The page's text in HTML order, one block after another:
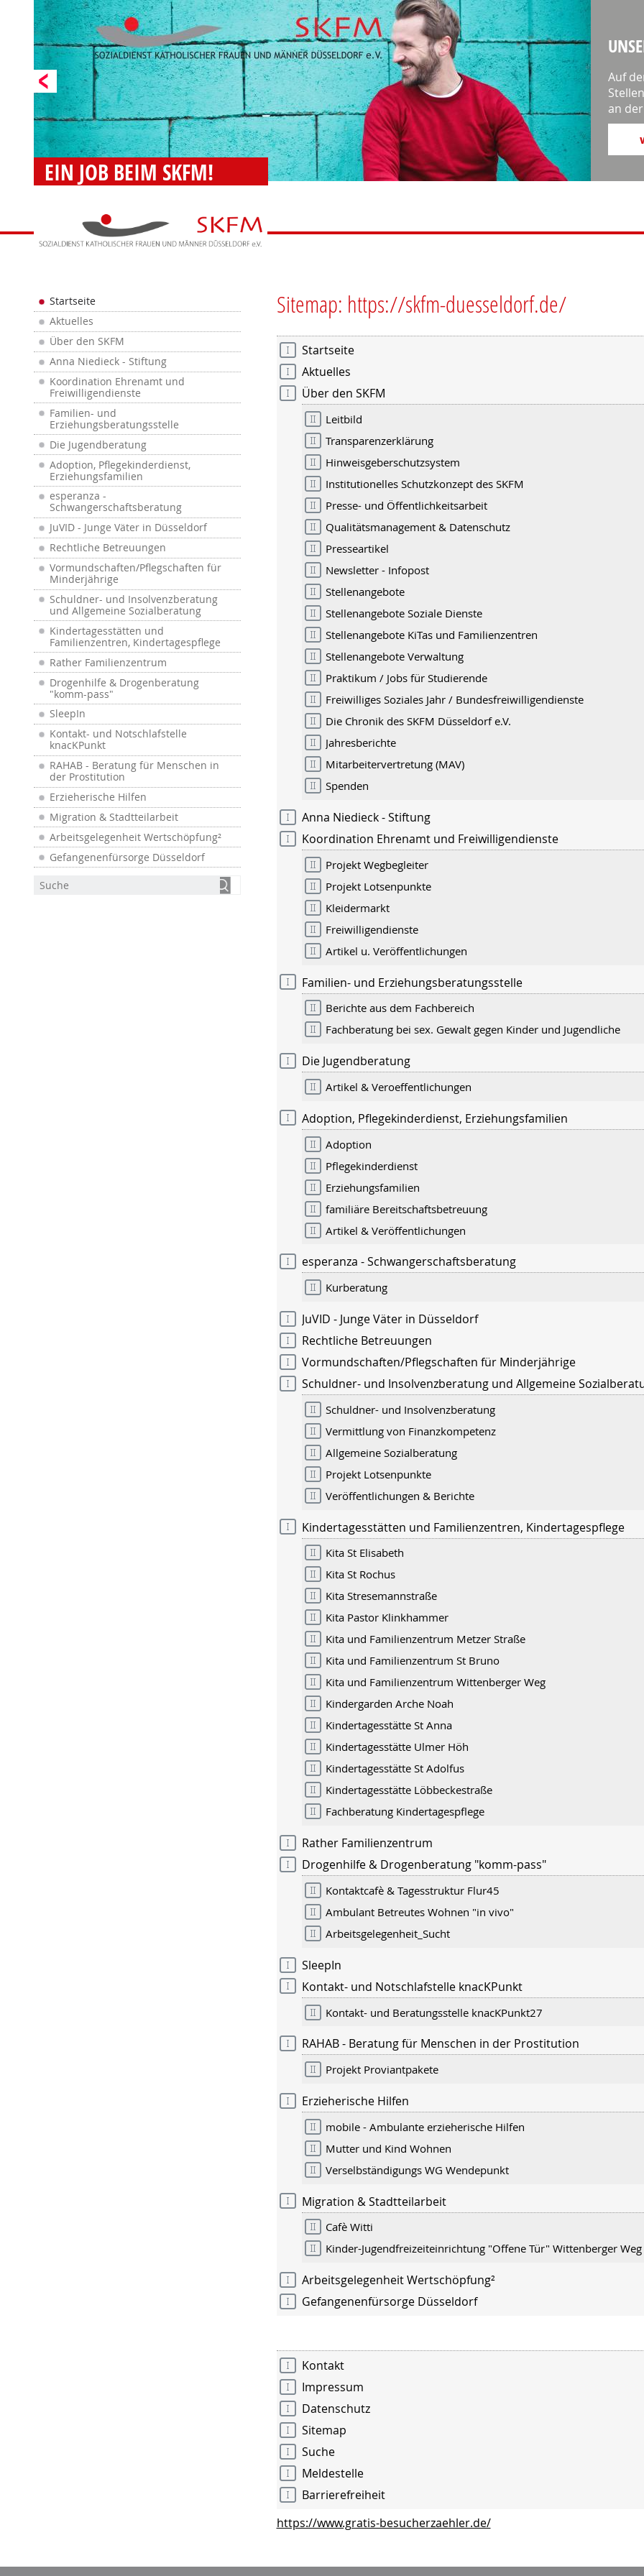
EIN JOB BEIM SKFM!
Auf
an
Startseite
Aktuelles
Über den SKFM
Anna Niedieck - Stiftung
Koordination Ehrenamt und
Freiwilligendienste
Familien- und
Erziehungsberatungsstelle
Die Jugendberatung
Adoption, Pflegekinderdienst,
Erziehungsfamilien
esperanza -
Schwangerschaftsberatung
JuVID - Junge Väter in Düsseldorf
Rechtliche Betreuungen
Vormundschaften/Pflegschaften für
Minderjährige
Schuldner- und Insolvenzberatung
und Allgemeine Sozialberatung
Kindertagesstätten und
Familienzentren, Kindertagespflege
Rather Familienzentrum
Drogenhilfe & Drogenberatung
"komm-pass"
SleepIn
Kontakt- und Notschlafstelle
knacKPunkt
RAHAB - Beratung für Menschen in
der Prostitution
Erzieherische Hilfen
Migration & Stadtteilarbeit
Arbeitsgelegenheit Wertschöpfung²
Gefangenenfürsorge Düsseldorf
Sitemap: https://skfm-duesseldorf.de/
Startseite
Aktuelles
Über den SKFM
Leitbild
Transparenzerklärung
Hinweisgeberschutzsystem
Institutionelles Schutzkonzept des SKFM
Presse- und Öffentlichkeitsarbeit
Qualitätsmanagement & Datenschutz
Presseartikel
Newsletter - Infopost
Stellenangebote
Stellenangebote Soziale Dienste
Stellenangebote KiTas und Familienzentren
Stellenangebote Verwaltung
Praktikum / Jobs für Studierende
Freiwilliges Soziales Jahr / Bundesfreiwilligendienste
Die Chronik des SKFM Düsseldorf e.V.
Jahresberichte
Mitarbeitervertretung (MAV)
Spenden
Anna Niedieck - Stiftung
Koordination Ehrenamt und Freiwilligendienste
Projekt Wegbegleiter
Projekt Lotsenpunkte
Kleidermarkt
Freiwilligendienste
Artikel u. Veröffentlichungen
Familien- und Erziehungsberatungsstelle
Berichte aus dem Fachbereich
Fachberatung bei sex. Gewalt gegen Kinder und Jugendliche
Die Jugendberatung
Artikel & Veroeffentlichungen
Adoption, Pflegekinderdienst, Erziehungsfamilien
Adoption
Pflegekinderdienst
Erziehungsfamilien
familiäre Bereitschaftsbetreuung
Artikel & Veröffentlichungen
esperanza - Schwangerschaftsberatung
Kurberatung
JuVID - Junge Väter in Düsseldorf
Rechtliche Betreuungen
Vormundschaften/Pflegschaften für Minderjährige
Schuldner- und Insolvenzberatung und Allgemeine
Schuldner- und Insolvenzberatung
Vermittlung von Finanzkompetenz
Allgemeine Sozialberatung
Projekt Lotsenpunkte
Veröffentlichungen & Berichte
Kindertagesstätten und Familienzentren, Kindertagespflege
Kita St Elisabeth
Kita St Rochus
Kita Stresemannstraße
Kita Pastor Klinkhammer
Kita und Familienzentrum Metzer Straße
Kita und Familienzentrum St Bruno
Kita und Familienzentrum Wittenberger Weg
Kindergarden Arche Noah
Kindertagesstätte St Anna
Kindertagesstätte Ulmer Höh
Kindertagesstätte St Adolfus
Kindertagesstätte Löbbeckestraße
Fachberatung Kindertagespflege
Rather Familienzentrum
Drogenhilfe & Drogenberatung "komm-pass"
Kontaktcafè & Tagesstruktur Flur45
Ambulant Betreutes Wohnen "in vivo"
Arbeitsgelegenheit_Sucht
SleepIn
Kontakt- und Notschlafstelle knacKPunkt
Kontakt- und Beratungsstelle knacKPunkt27
RAHAB - Beratung für Menschen in der Prostitution
Projekt Proviantpakete
Erzieherische Hilfen
mobile - Ambulante erzieherische Hilfen
Mutter und Kind Wohnen
Verselbständigungs WG Wendepunkt
Migration & Stadtteilarbeit
Cafè Witti
Kinder-Jugendfreizeiteinrichtung "Offene Tür" Wittenberger Weg
Arbeitsgelegenheit Wertschöpfung²
Gefangenenfürsorge Düsseldorf
Kontakt
Impressum
Datenschutz
Sitemap
Suche
Meldestelle
Barrierefreiheit
https://www.gratis-besucherzaehler.de/